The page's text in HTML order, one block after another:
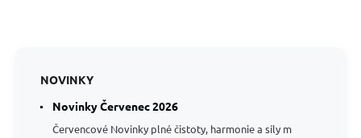
NOVINKY
Novinky Červenec 2026
Červencové Novinky plné čistoty, harmonie a síly m